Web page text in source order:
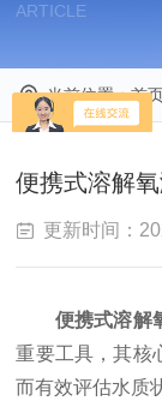
ARTICLE
当前位置：首
便携式溶解
更新时间：
便携式溶解
重要工具，其核
而有效评估水质